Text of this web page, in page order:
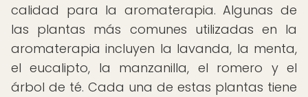
calidad para la aromaterapia. Algunas de
las plantas más comunes utilizadas en la
aromaterapia incluyen la lavanda, la menta,
el eucalipto, la manzanilla, el romero y el
árbol de té. Cada una de estas plantas tiene